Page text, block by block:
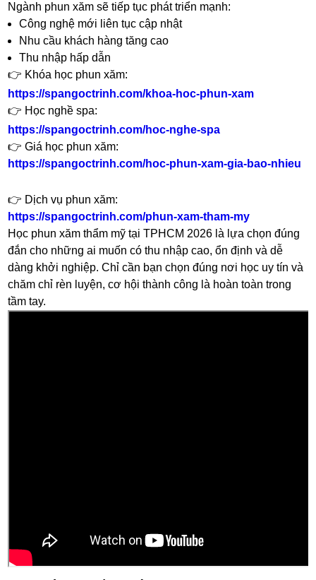
Ngành phun xăm sẽ tiếp tục phát triển mạnh:
Công nghệ mới liên tục cập nhật
Nhu cầu khách hàng tăng cao
Thu nhập hấp dẫn
👉 Khóa học phun xăm:
https://spangoctrinh.com/khoa-hoc-phun-xam
👉 Học nghề spa:
https://spangoctrinh.com/hoc-nghe-spa
👉 Giá học phun xăm:
https://spangoctrinh.com/hoc-phun-xam-gia-bao-nhieu
👉 Dịch vụ phun xăm:
https://spangoctrinh.com/phun-xam-tham-my
Học phun xăm thẩm mỹ tại TPHCM 2026 là lựa chọn đúng
đắn cho những ai muốn có thu nhập cao, ổn định và dễ
dàng khởi nghiệp. Chỉ cần bạn chọn đúng nơi học uy tín và
chăm chỉ rèn luyện, cơ hội thành công là hoàn toàn trong
tầm tay.